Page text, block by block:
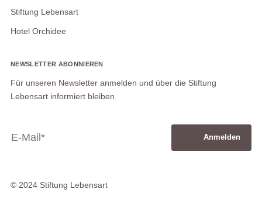
Stiftung Lebensart
Hotel Orchidee
NEWSLETTER ABONNIEREN
Für unseren Newsletter anmelden und über die Stiftung
Lebensart informiert bleiben.
Anmelden
© 2024 Stiftung Lebensart